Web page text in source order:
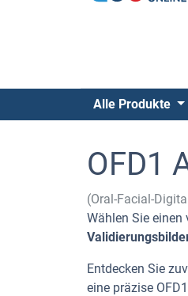
Alle Produkte
OFD1
(Oral-Facial-
Wählen Sie einen
Entdecken Sie
eine präzise